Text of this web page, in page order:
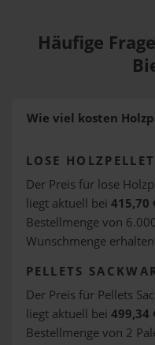
Häufige
Wie viel kosten
LOSE
Der Preis für lose
liegt aktuell bei 415,70
Bestellmenge von
Wunschmenge
PELLETS
Der Preis für Pellets
liegt aktuell bei 499,34
Bestellmenge von 2